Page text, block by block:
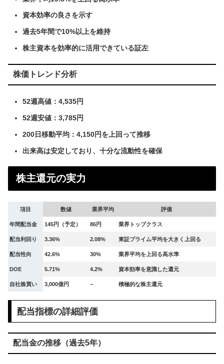
資本効率の良さを示す
過去5年間で10%以上を維持
株主資本を効率的に活用できている証左
株価トレンド分析
52週高値：4,535円
52週安値：3,785円
200日移動平均：4,150円を上回って推移
出来高は安定しており、十分な流動性を確保
株主還元の実力
項目 数値 業界平均 評価
年間配当金 145円（予定） 86円 業界トップクラス
配当利回り 3.36% 2.08% 東証プライム平均を大きく上回る
配当性向 42.6% 30% 業界平均を上回る高水準
DOE 5.71% 4.2% 資本効率を意識した還元
自社株買い 3,000億円 – 積極的な株主還元
配当指標の詳細評価
配当金の推移（過去5年）